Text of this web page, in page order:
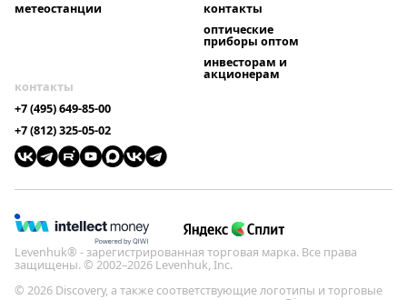
метеостанции
контакты
оптические
приборы оптом
инвесторам и
акционерам
контакты
+7 (495) 649-85-00
+7 (812) 325-05-02
Levenhuk® - зарегистрированная торговая марка. Все права
защищены. © 2002–2026 Levenhuk, Inc.
© 2026 Discovery, а также соответствующие логотипы и торговые